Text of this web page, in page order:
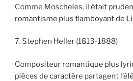
Comme Moscheles, il était
romantisme plus flamboyant de
7. Stephen Heller (1813-1888)
Compositeur romantique plus
pièces de caractère partagent